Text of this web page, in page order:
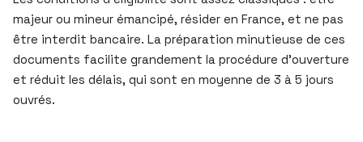
majeur ou mineur émancipé, résider en France, et ne pas
être interdit bancaire. La préparation minutieuse de ces
documents facilite grandement la procédure d’ouverture
et réduit les délais, qui sont en moyenne de 3 à 5 jours
ouvrés.